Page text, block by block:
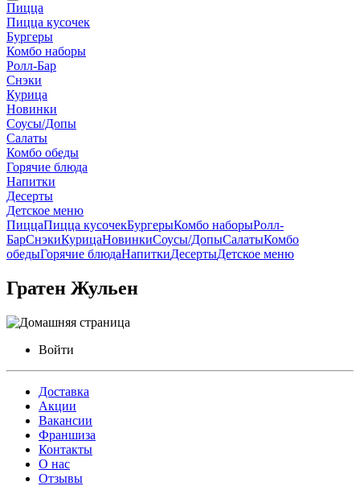
Пицца
Пицца кусочек
Бургеры
Комбо наборы
Ролл-Бар
Снэки
Курица
Новинки
Соусы/Допы
Салаты
Комбо обеды
Горячие блюда
Напитки
Десерты
Детское меню
ПиццаПицца кусочекБургерыКомбо наборыРолл-
БарСнэкиКурицаНовинкиСоусы/ДопыСалатыКомбо
обедыГорячие блюдаНапиткиДесертыДетское меню
Гратен Жульен
Войти
Доставка
Акции
Вакансии
Франшиза
Контакты
О нас
Отзывы